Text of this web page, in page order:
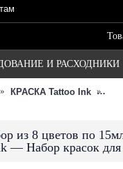
И РАСХОДНИКИ
КРАСКА Tattoo Ink
из 8 цветов по
— Набор красок для